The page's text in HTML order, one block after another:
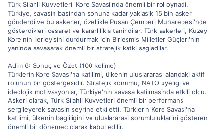
Türk Silahli Kuvvetleri, Kore Savasi'nda önemli bir rol oynadi.
Türkiye, savasin basindan sonuna kadar yaklasik 15 bin asker
gönderdi ve bu askerler, özellikle Pusan Çemberi Muharebesi'nde
gösterdikleri cesaret ve kararlilikla tanindilar. Türk askerleri, Kuzey
Kore'nin ilerleyisini durdurmak için Birlesmis Milletler Güçleri'nin
yaninda savasarak önemli bir stratejik katki sagladilar.
Adim 6: Sonuç ve Özet (100 kelime)
Türklerin Kore Savasi'na katilimi, ülkenin uluslararasi alandaki aktif
rolünün bir göstergesidir. Stratejik konumu, NATO üyeligi ve
ideolojik motivasyonlar, Türkiye'nin savasa katilmasinda etkili oldu.
Askeri olarak, Türk Silahli Kuvvetleri önemli bir performans
sergileyerek savasin seyrine etki etti. Türklerin Kore Savasi'na
katilimi, ülkenin bagliligini ve uluslararasi sorumluluklarini gösteren
önemli bir dönemeç olarak kabul edilir.